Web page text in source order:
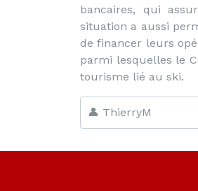
bancaires, qui
situation a aussi
de financer leurs
parmi lesquelles le
tourisme lié au ski.
👤 ThierryM